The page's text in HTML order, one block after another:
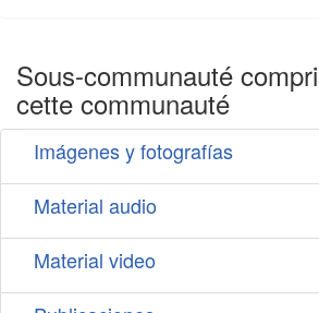
Sous-communauté
cette communauté
Imágenes y fotografías
Material audio
Material video